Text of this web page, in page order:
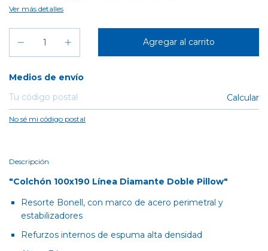
Ver más detalles
Entregas para el CP:
Medios de envío
Calcular
No sé mi código postal
Descripción
"Colchón 100x190 Línea Diamante Doble Pillow"
Resorte Bonell, con marco de acero perimetral y
estabilizadores
Refurzos internos de espuma alta densidad